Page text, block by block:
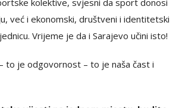
kolektive, svjesni da sport donosi
već i ekonomski, društveni i identitetski
Vrijeme je da i Sarajevo učini isto!
to je odgovornost – to je naša čast i